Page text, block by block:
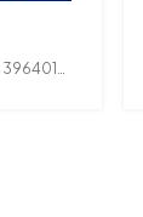
396401463